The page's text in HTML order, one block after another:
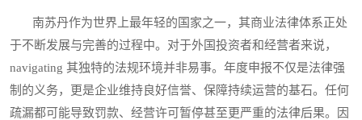
南苏丹作为世界上最年轻的国家之一，其商业法律体系正处
于不断发展与完善的过程中。对于外国投资者和经营者来说，
navigating 其独特的法规环境并非易事。年度申报不仅是法律强
制的义务，更是企业维持良好信誉、保障持续运营的基石。任何
疏漏都可能导致罚款、经营许可暂停甚至更严重的法律后果。因